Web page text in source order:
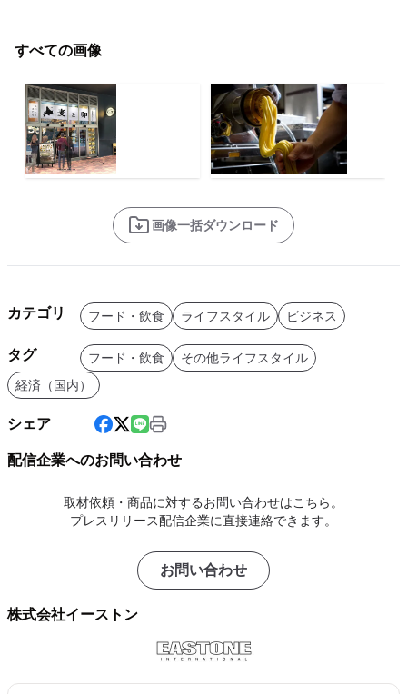
すべての画像
画像一括ダウンロード
カテゴリ フード・飲食 ライフスタイル ビジネス
タグ フード・飲食
その他ライフスタイル
経済（国内）
シェア
配信企業へのお問い合わせ
取材依頼・商品に対するお問い合わせはこちら。
プレスリリース配信企業に直接連絡できます。
お問い合わせ
株式会社イーストン